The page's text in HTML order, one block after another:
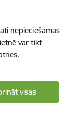
nepieciešamās
var tikt
visas